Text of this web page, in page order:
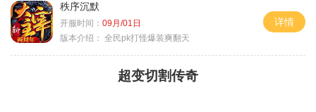
秩序沉默
开服时间： 09月/01日
版本介绍： 全民pk打怪爆装爽翻天
详情
超变切割传奇